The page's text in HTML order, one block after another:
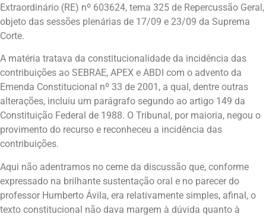
Extraordinário (RE) nº 603624, tema 325 de Repercussão Geral,
objeto das sessões plenárias de 17/09 e 23/09 da Suprema
Corte.
A matéria tratava da constitucionalidade da incidência das
contribuições ao SEBRAE, APEX e ABDI com o advento da
Emenda Constitucional nº 33 de 2001, a qual, dentre outras
alterações, incluiu um parágrafo segundo ao artigo 149 da
Constituição Federal de 1988. O Tribunal, por maioria, negou o
provimento do recurso e reconheceu a incidência das
contribuições.
Aqui não adentramos no cerne da discussão que, conforme
expressado na brilhante sustentação oral e no parecer do
professor Humberto Ávila, era relativamente simples, afinal, o
texto constitucional não dava margem à dúvida quanto à